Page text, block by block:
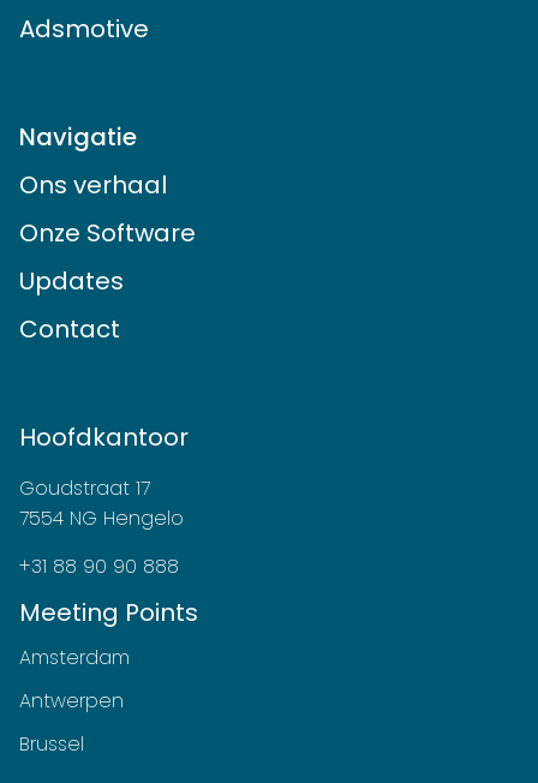
Adsmotive
Navigatie
Ons verhaal
Onze Software
Updates
Contact
Hoofdkantoor
Goudstraat 17
7554 NG Hengelo
+31 88 90 90 888
Meeting Points
Amsterdam
Antwerpen
Brussel